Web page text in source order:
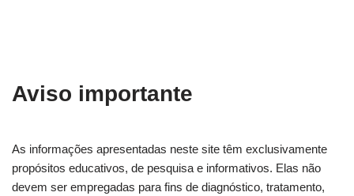
Aviso importante
As informações apresentadas neste site têm exclusivamente
propósitos educativos, de pesquisa e informativos. Elas não
devem ser empregadas para fins de diagnóstico, tratamento,